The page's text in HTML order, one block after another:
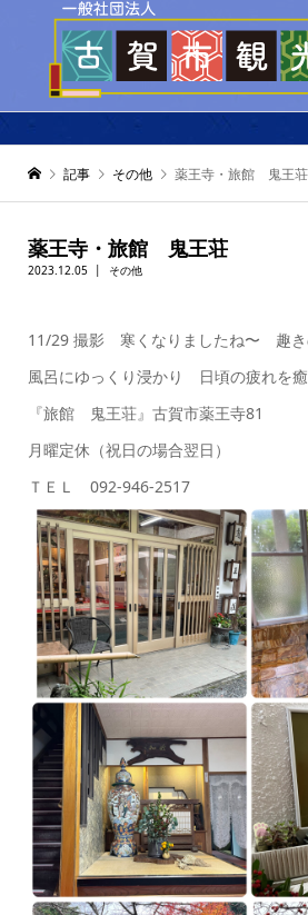
記事 その他 薬王寺・旅館 鬼王荘
薬王寺・旅館 鬼王荘
2023.12.05 その他
11/29 撮影 寒くなりましたね〜 趣き
風呂にゆっくり浸かり 日頃の疲れを
『旅館 鬼王荘』古賀市薬王寺81
月曜定休（祝日の場合翌日）
ＴＥＬ 092-946-2517